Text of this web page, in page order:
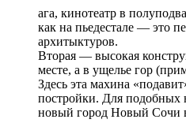
ага, кинотеатр в
как на пьедестале — это
архитыктуров.
Вторая — высокая
месте, а в ущелье гор
Здесь эта махина
постройки. Для подобных
новый город Новый Сочи